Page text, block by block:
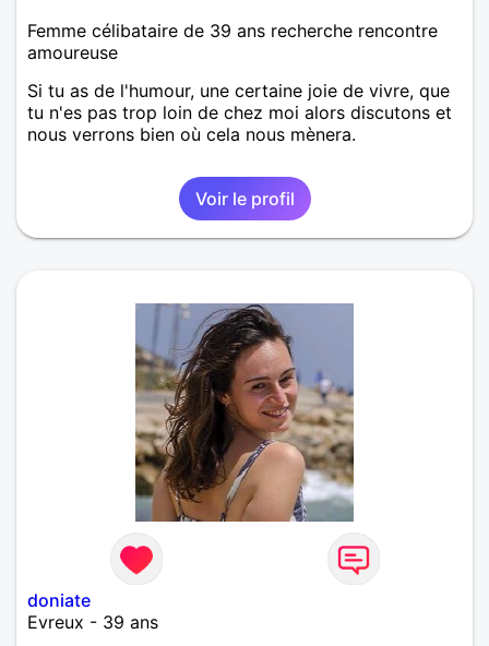
Femme célibataire de 39 ans recherche rencontre
amoureuse
Si tu as de l'humour, une certaine joie de vivre, que
tu n'es pas trop loin de chez moi alors discutons et
nous verrons bien où cela nous mènera.
Voir le profil
doniate
Evreux - 39 ans